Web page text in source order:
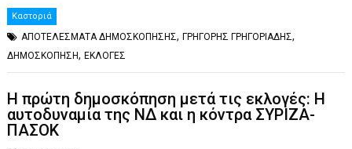
Καστοριά
ΑΠΟΤΕΛΕΣΜΑΤΑ ΔΗΜΟΣΚΟΠΗΣΗΣ,ΓΡΗΓΟΡΗΣ ΓΡΗΓΟΡΙΑΔΗΣ,
ΔΗΜΟΣΚΟΠΗΣΗ,ΕΚΛΟΓΕΣ
Η πρώτη δημοσκόπηση μετά τις εκλογές: Η
αυτοδυναμία της ΝΔ και η κόντρα ΣΥΡΙΖΑ-
ΠΑΣΟΚ